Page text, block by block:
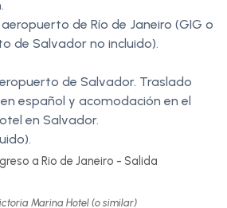
de Río de Janeiro (GIG o
de Salvador no incluido).
de Salvador. Traslado
español y acomodación en el
en Salvador.
a Rio de Janeiro - Salida
Marina Hotel (o similar)